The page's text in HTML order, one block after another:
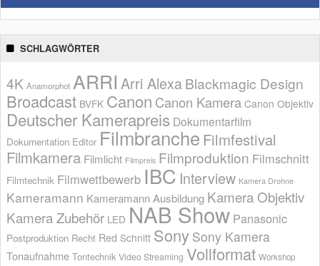
SCHLAGWÖRTER
4K Anamorphot ARRI Arri AlexaBlackmagic Design
Broadcast BVFK Canon Canon Kamera Canon Objektiv
Deutscher Kamerapreis Dokumentarfilm
Dokumentation Editor Filmbranche Filmfestival
Filmkamera Filmlicht Filmpreis Filmproduktion Filmschnitt
Filmtechnik Filmwettbewerb IBC Interview Kamera Drohne
Kameramann Kameramann Ausbildung Kamera Objektiv
Kamera Zubehör LED NAB Show Panasonic
Postproduktion Recht Red Schnitt Sony Sony Kamera
Tonaufnahme Tontechnik Video Streaming Vollformat Workshop